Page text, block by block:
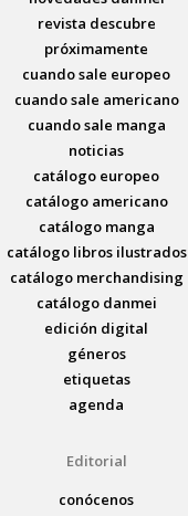
revista descubre
próximamente
cuando sale europeo
cuando sale americano
cuando sale manga
noticias
catálogo europeo
catálogo americano
catálogo manga
catálogo libros ilustrados
catálogo merchandising
catálogo danmei
edición digital
géneros
etiquetas
agenda
Editorial
conócenos